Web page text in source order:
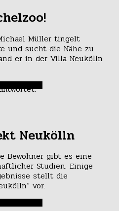
Müller tingelt
und sucht die Nähe zu
er in der Villa Neukölln
Neukölln
Bewohner gibt es eine
Studien. Einige
stellt die
vor.